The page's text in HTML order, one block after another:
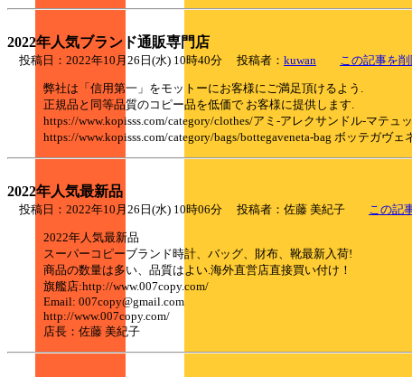
2022年人気ブランド通販専門店
投稿日：2022年10月26日(水) 10時40分 投稿者： kuwan この記事を
弊社は「信用第一」をモットーにお客様にご満足頂けるよう.
正規品と同等品質のコピー品を低価で お客様に提供します.
https://www.kopisss.com/category/clothes/アミ-アレクサンドル-マテュ
https://www.kopisss.com/category/bags/bottegaveneta-bag ボッテガヴェ
2022年人気最新品
投稿日：2022年10月26日(水) 10時06分 投稿者：佐藤 美紀子 この記
2022年人気最新品
スーパーコピーブランド時計、バッグ、財布、靴最新入荷!
商品の数量は多い、品質はよい.海外直営店直接買い付け！
旗艦店:http://www.007copy.com/
Email: 007copy@gmail.com
http://www.007copy.com/
店長：佐藤 美紀子